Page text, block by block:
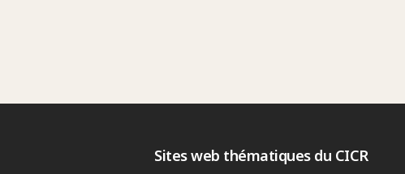
Sites web thématiques du CICR